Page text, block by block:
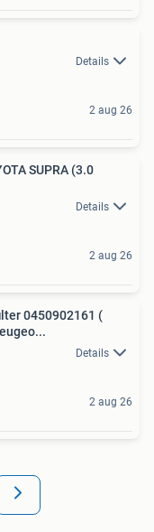
Details
2 aug 26
SUPRA (3.0
Details
2 aug 26
0450902161 (
Details
2 aug 26